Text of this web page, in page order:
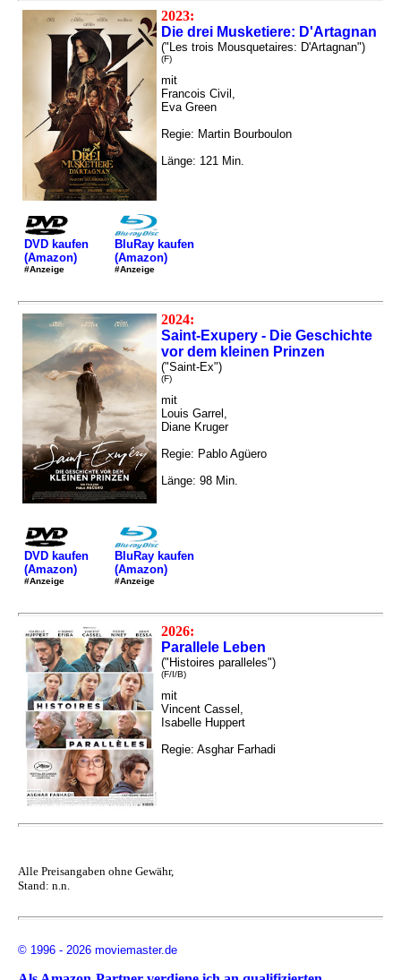
2023:
Die drei Musketiere: D'Artagnan
("Les trois Mousquetaires: D'Artagnan")
(F)
mit
Francois Civil,
Eva Green
Regie: Martin Bourboulon
Länge: 121 Min.
DVD kaufen
(Amazon)
#Anzeige
BluRay kaufen
(Amazon)
#Anzeige
2024:
Saint-Exupery - Die Geschichte
vor dem kleinen Prinzen
("Saint-Ex")
(F)
mit
Louis Garrel,
Diane Kruger
Regie: Pablo Agüero
Länge: 98 Min.
DVD kaufen
(Amazon)
#Anzeige
BluRay kaufen
(Amazon)
#Anzeige
2026:
Parallele Leben
("Histoires paralleles")
(F/I/B)
mit
Vincent Cassel,
Isabelle Huppert
Regie: Asghar Farhadi
Alle Preisangaben ohne Gewähr,
Stand: n.n.
© 1996 - 2026 moviemaster.de